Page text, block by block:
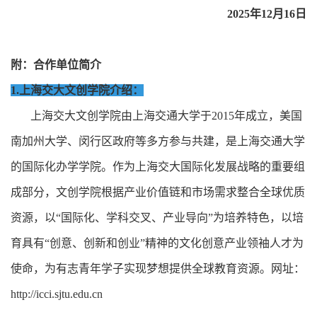
2025年12月16日
附：合作单位简介
1.上海交大文创学院介绍：
上海交大文创学院由上海交通大学于2015年成立，美国
南加州大学、闵行区政府等多方参与共建，是上海交通大学
的国际化办学学院。作为上海交大国际化发展战略的重要组
成部分，文创学院根据产业价值链和市场需求整合全球优质
资源，以“国际化、学科交叉、产业导向”为培养特色，以培
育具有“创意、创新和创业”精神的文化创意产业领袖人才为
使命，为有志青年学子实现梦想提供全球教育资源。网址：
http://icci.sjtu.edu.cn